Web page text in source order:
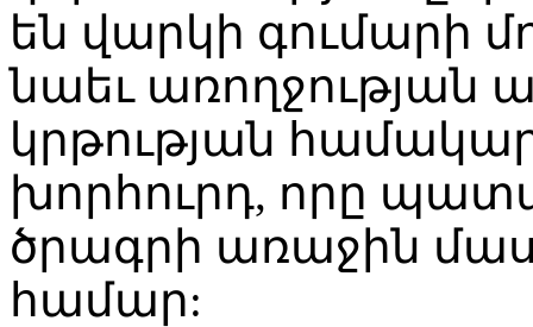
են վարկի գումարի
նաեւ
կրթության
խորհուրդ, որը
ծրագրի առաջին
համար: